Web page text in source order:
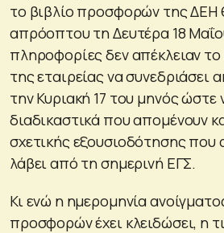
το βιβλίο προσφορών της ΔΕΗ
απρόοπτου τη Δευτέρα 18
πληροφορίες δεν απέκλειαν
της εταιρείας να συνεδριάσει
την Κυριακή 17 του μηνός ώστε
διαδικαστικά που απομένουν
σχετικής εξουσιοδότησης που
λάβει από τη σημερινή ΕΓΣ.
Κι ενώ η ημερομηνία
προσφορών έχει κλειδώσει, η